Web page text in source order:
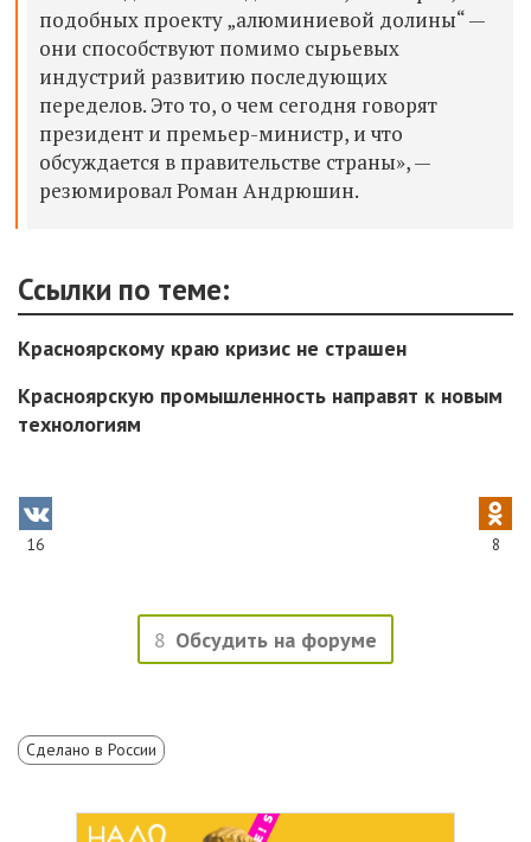
подобных проекту „алюминиевой долины“ —
они способствуют помимо сырьевых
индустрий развитию последующих
переделов. Это то, о чем сегодня говорят
президент и премьер-министр, и что
обсуждается в правительстве страны», —
резюмировал Роман Андрюшин.
Ссылки по теме:
Красноярскому краю кризис не страшен
Красноярскую промышленность направят к новым
технологиям
16 8
8 Обсудить на форуме
Сделано в России